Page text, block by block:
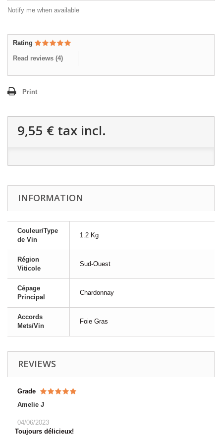
Notify me when available
Rating
Read reviews (4)
Print
9,55 € tax incl.
INFORMATION
Couleur/Type
de Vin
1.2 Kg
Région
Viticole
Sud-Ouest
Cépage
Principal
Chardonnay
Accords
Mets/Vin
Foie Gras
REVIEWS
Grade
Amelie J
04/06/2023
Toujours délicieux!